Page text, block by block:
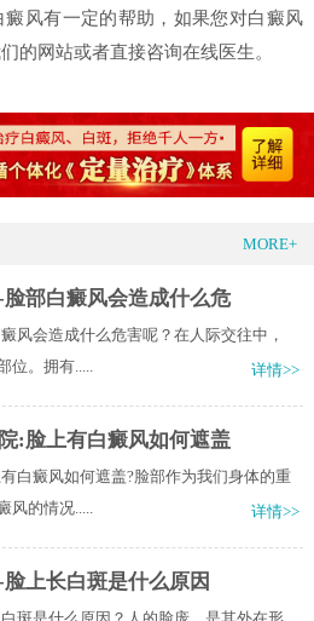
风有一定的帮助，如果您对白癜风
的网站或者直接咨询在线医生。
MORE+
部白癜风会造成什么危
风会造成什么危害呢？在人际交往中，
位。拥有.....
详情>>
:脸上有白癜风如何遮盖
白癜风如何遮盖?脸部作为我们身体的重
风的情况.....
详情>>
上长白斑是什么原因